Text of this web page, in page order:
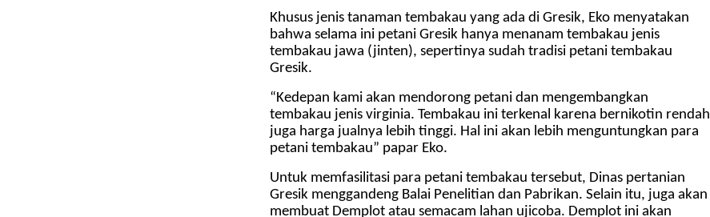
Khusus jenis tanaman tembakau yang ada di Gresik, Eko menyatakan
bahwa selama ini petani Gresik hanya menanam tembakau jenis
tembakau jawa (jinten), sepertinya sudah tradisi petani tembakau
Gresik.
“Kedepan kami akan mendorong petani dan mengembangkan
tembakau jenis virginia. Tembakau ini terkenal karena bernikotin rendah
juga harga jualnya lebih tinggi. Hal ini akan lebih menguntungkan para
petani tembakau” papar Eko.
Untuk memfasilitasi para petani tembakau tersebut, Dinas pertanian
Gresik menggandeng Balai Penelitian dan Pabrikan. Selain itu, juga akan
membuat Demplot atau semacam lahan ujicoba. Demplot ini akan